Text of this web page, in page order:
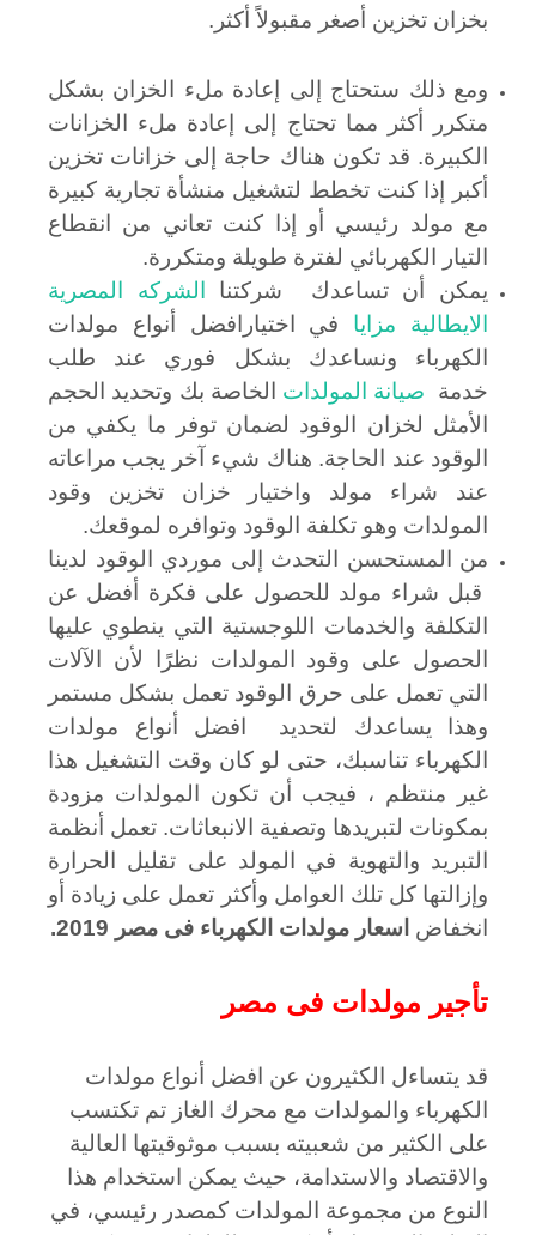
بخزان تخزين أصغر مقبولاً أكثر.
ومع ذلك ستحتاج إلى إعادة ملء الخزان بشكل
متكرر أكثر مما تحتاج إلى إعادة ملء الخزانات
الكبيرة. قد تكون هناك حاجة إلى خزانات تخزين
أكبر إذا كنت تخطط لتشغيل منشأة تجارية كبيرة
مع مولد رئيسي أو إذا كنت تعاني من انقطاع
التيار الكهربائي لفترة طويلة ومتكررة.
يمكن أن تساعدك شركتنا الشركه المصرية
الايطالية مزايا في اختيارافضل أنواع مولدات
الكهرباء ونساعدك بشكل فوري عند طلب
خدمة صيانة المولدات الخاصة بك وتحديد الحجم
الأمثل لخزان الوقود لضمان توفر ما يكفي من
الوقود عند الحاجة. هناك شيء آخر يجب مراعاته
عند شراء مولد واختيار خزان تخزين وقود
المولدات وهو تكلفة الوقود وتوافره لموقعك.
من المستحسن التحدث إلى موردي الوقود لدينا
قبل شراء مولد للحصول على فكرة أفضل عن
التكلفة والخدمات اللوجستية التي ينطوي عليها
الحصول على وقود المولدات نظرًا لأن الآلات
التي تعمل على حرق الوقود تعمل بشكل مستمر
وهذا يساعدك لتحديد افضل أنواع مولدات
الكهرباء تناسبك، حتى لو كان وقت التشغيل هذا
غير منتظم ، فيجب أن تكون المولدات مزودة
بمكونات لتبريدها وتصفية الانبعاثات. تعمل أنظمة
التبريد والتهوية في المولد على تقليل الحرارة
وإزالتها كل تلك العوامل وأكثر تعمل على زيادة أو
انخفاض اسعار مولدات الكهرباء فى مصر 2019.
تأجير مولدات فى مصر
قد يتساءل الكثيرون عن افضل أنواع مولدات
الكهرباء والمولدات مع محرك الغاز تم تكتسب
على الكثير من شعبيته بسبب موثوقيتها العالية
والاقتصاد والاستدامة، حيث يمكن استخدام هذا
النوع من مجموعة المولدات كمصدر رئيسي، في